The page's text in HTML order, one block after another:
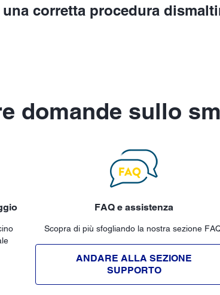
una corretta procedura
domande sullo
FAQ e assistenza
Scopra di più sfogliando la nostra sezione
ANDARE ALLA SEZIONE
SUPPORTO